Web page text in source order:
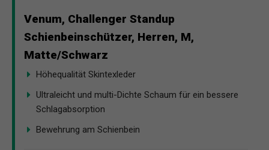
Venum, Challenger Standup
Schienbeinschützer, Herren, M,
Matte/Schwarz
Höhequalität Skintexleder
Ultraleicht und multi-Dichte Schaum für ein bessere
Schlagabsorption
Bewehrung am Schienbein